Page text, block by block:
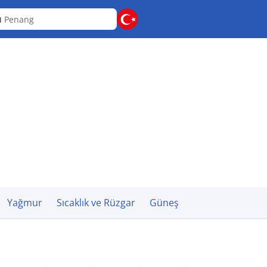
Penang
Yağmur Sıcaklık ve Rüzgar Güneş